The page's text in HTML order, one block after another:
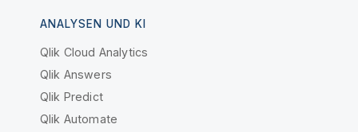
ANALYSEN UND KI
Qlik Cloud Analytics
Qlik Answers
Qlik Predict
Qlik Automate